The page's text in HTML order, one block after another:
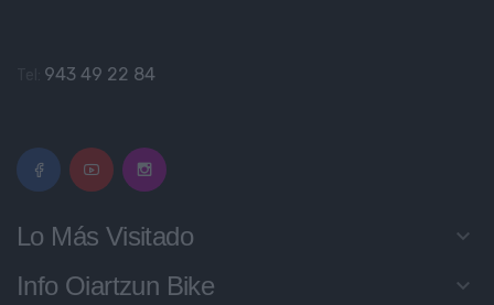
943 49 22 84
Lo Más Visitado keyboard_arrow_down
Info Oiartzun Bike keyboard_arrow_down